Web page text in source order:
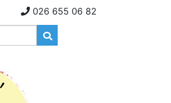
026 655 06 82